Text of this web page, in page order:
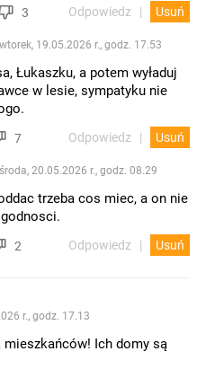
3 Odpowiedz
Usuń
wtorek, 19.05.2026 r., godz. 17.53
Łukaszku, a potem wyładuj
w lesie, sympatyku nie
7 Odpowiedz
Usuń
środa, 20.05.2026 r., godz. 08.29
trzeba cos miec, a on nie
2 Odpowiedz Usuń
r., godz. 17.13
Ich domy są